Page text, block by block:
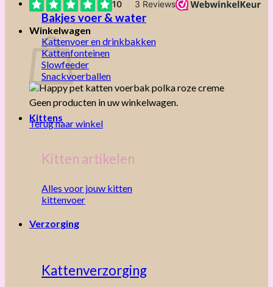
Winkelwagen
Geen producten in uw winkelwagen.
Terug naar winkel
Bakjes voer & water
Kattenvoer en drinkbakken
Kattenfonteinen
Slowfeeder
Snackvoerballen
Kittens
Kitten artikelen
Alles voor jouw kitten
kittenvoer
Verzorging
Kattenverzorging